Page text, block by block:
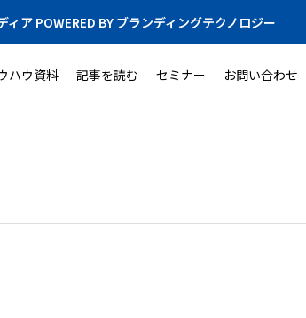
ア POWERED BY ブランディングテクノロジー
ハウ資料 記事を読む セミナー お問い合わせ